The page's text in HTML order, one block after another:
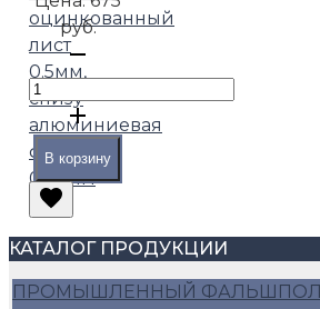
оцинкованный
лист
0.5мм,
снизу
алюминиевая
фольга
0.05мм
руб.
В корзину
КАТАЛОГ ПРОДУКЦИИ
ПРОМЫШЛЕННЫЙ ФАЛЬШПОЛ